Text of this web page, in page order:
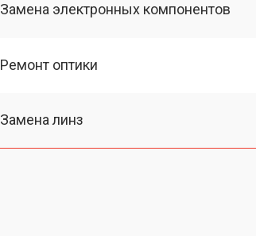
Замена электронных компонентов
Ремонт оптики
Замена линз